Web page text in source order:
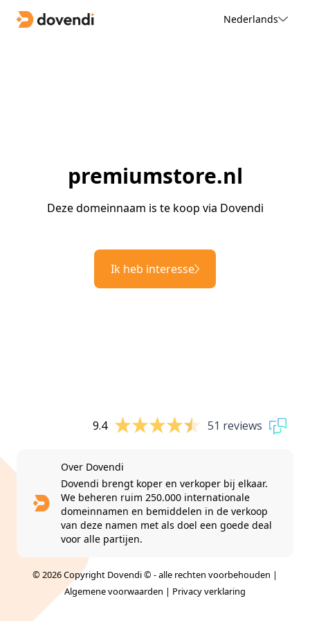
Nederlands
premiumstore.nl
Deze domeinnaam is te koop via Dovendi
Ik heb interesse
9.4 51 reviews
Over Dovendi
Dovendi brengt koper en verkoper bij elkaar.
We beheren ruim 250.000 internationale
domeinnamen en bemiddelen in de verkoop
van deze namen met als doel een goede deal
voor alle partijen.
© 2026 Copyright Dovendi © - alle rechten voorbehouden |
Algemene voorwaarden | Privacy verklaring